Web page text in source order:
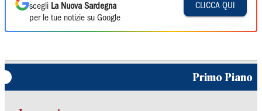
scegli La Nuova Sardegna
per le tue notizie su Google
CLICCA QUI
Primo Piano